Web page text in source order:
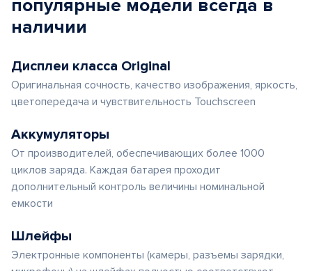
популярные модели всегда в
наличии
Дисплеи класса Original
Оригинальная сочность, качество изображения, яркость,
цветопередача и чувствительность Touchscreen
Аккумуляторы
От производителей, обеспечивающих более 1000
циклов заряда. Каждая батарея проходит
дополнительный контроль величины номинальной
емкости
Шлейфы
Электронные компоненты (камеры, разъемы зарядки,